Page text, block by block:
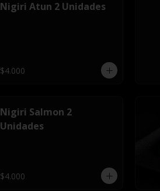
Nigiri Atun 2 Unidades
$4.000
Nigiri Salmon 2
Unidades
$4.000